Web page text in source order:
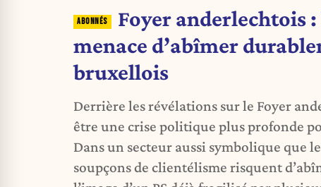
Foyer anderlechtois
menace d’abîmer
bruxellois
Derrière les révélations sur le Foyer
être une crise politique plus profonde
Dans un secteur aussi symbolique que
soupçons de clientélisme risquent